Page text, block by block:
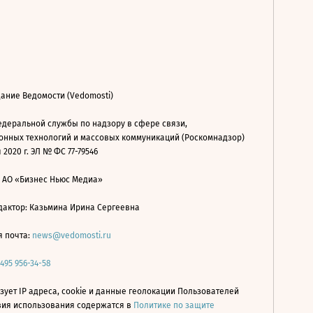
Ведомости (Vedomosti)
службы по надзору в сфере связи,
технологий и массовых коммуникаций (Роскомнадзор)
2020 г. ЭЛ № ФС 77-79546
АО «Бизнес Ньюс Медиа»
Казьмина Ирина Сергеевна
почта: news@vedomosti.ru
495 956-34-58
IP адреса, cookie и данные геолокации Пользователей
использования содержатся в Политике по защите